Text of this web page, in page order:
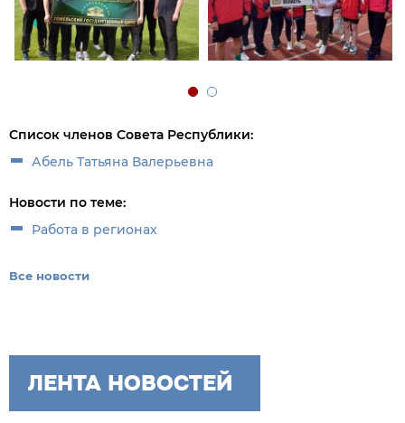
Список членов Совета Республики:
Абель Татьяна Валерьевна
Новости по теме:
Работа в регионах
Все новости
ЛЕНТА НОВОСТЕЙ